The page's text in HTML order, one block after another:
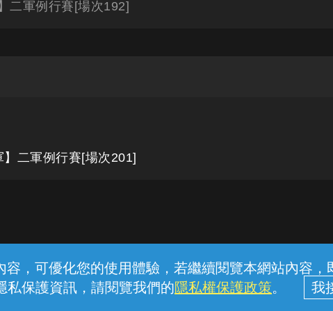
，可優化您的使用體驗，若繼續閱覽本網站內容
私保護資訊，請閱覽我們的隱私權保護政策。
二軍例行賽[場次192]
二軍例行賽[場次201]
線上客服 服務條款 隱私權保護
中華電信股份有限公司個人家庭分公司 (統一編號：96979949) © 2026